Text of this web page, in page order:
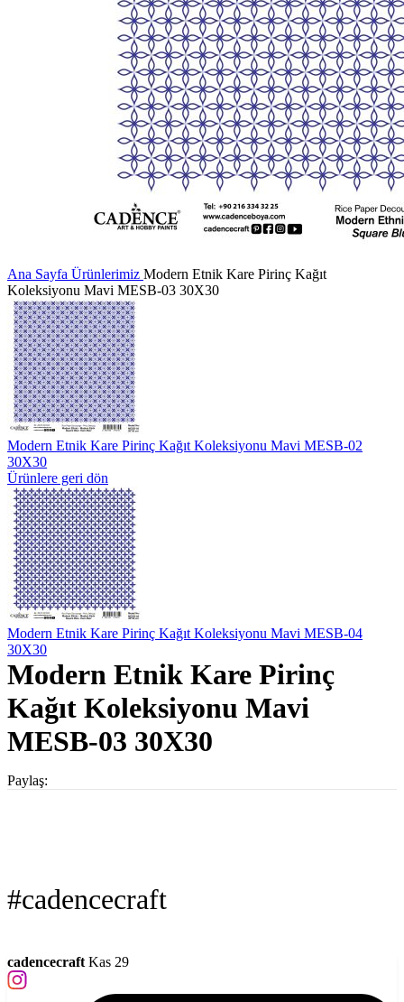
Ana Sayfa Ürünlerimiz Modern Etnik Kare Pirinç Kağıt
Koleksiyonu Mavi MESB-03 30X30
Modern Etnik Kare Pirinç Kağıt Koleksiyonu Mavi MESB-02
30X30
Ürünlere geri dön
Modern Etnik Kare Pirinç Kağıt Koleksiyonu Mavi MESB-04
30X30
Modern Etnik Kare Pirinç
Kağıt Koleksiyonu Mavi
MESB-03 30X30
Paylaş:
#cadencecraft
cadencecraft Kas 29